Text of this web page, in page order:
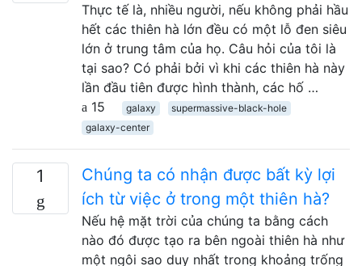
Thực tế là, nhiều người, nếu không phải hầu
hết các thiên hà lớn đều có một lỗ đen siêu
lớn ở trung tâm của họ. Câu hỏi của tôi là
tại sao? Có phải bởi vì khi các thiên hà này
lần đầu tiên được hình thành, các hố …
15
galaxy
supermassive-black-hole
galaxy-center
1
Chúng ta có nhận được bất kỳ lợi
ích từ việc ở trong một thiên hà?
Nếu hệ mặt trời của chúng ta bằng cách
nào đó được tạo ra bên ngoài thiên hà như
một ngôi sao duy nhất trong khoảng trống